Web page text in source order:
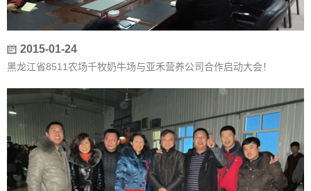
2015-01-24
黑龙江省8511农场千牧奶牛场与亚禾营养公司合作启动大会！